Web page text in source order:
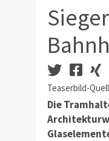
Teaserbild-
Die